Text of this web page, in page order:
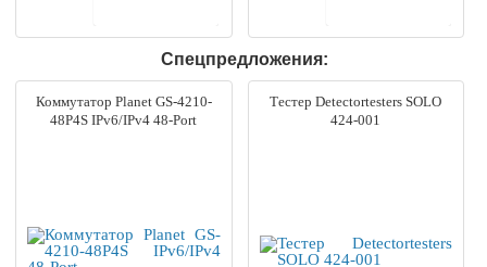
Спецпредложения:
Коммутатор Planet GS-4210-
48P4S IPv6/IPv4 48-Port
Тестер Detectortesters SOLO
424-001